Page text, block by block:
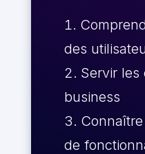
des
Servir les
business
de